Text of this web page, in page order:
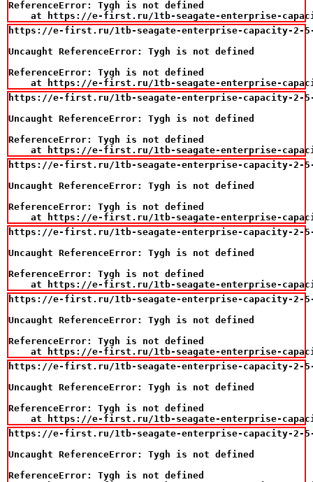
ReferenceError: Tygh is not defined
at https://e-first.ru/1tb-seagate-enterprise-
https://e-first.ru/1tb-seagate-enterprise-capacity-2-5-
Uncaught ReferenceError: Tygh is not defined
ReferenceError: Tygh is not defined
at https://e-first.ru/1tb-seagate-enterprise-
https://e-first.ru/1tb-seagate-enterprise-capacity-2-5-
Uncaught ReferenceError: Tygh is not defined
ReferenceError: Tygh is not defined
at https://e-first.ru/1tb-seagate-enterprise-
https://e-first.ru/1tb-seagate-enterprise-capacity-2-5-
Uncaught ReferenceError: Tygh is not defined
ReferenceError: Tygh is not defined
at https://e-first.ru/1tb-seagate-enterprise-
https://e-first.ru/1tb-seagate-enterprise-capacity-2-5-
Uncaught ReferenceError: Tygh is not defined
ReferenceError: Tygh is not defined
at https://e-first.ru/1tb-seagate-enterprise-
https://e-first.ru/1tb-seagate-enterprise-capacity-2-5-
Uncaught ReferenceError: Tygh is not defined
ReferenceError: Tygh is not defined
at https://e-first.ru/1tb-seagate-enterprise-
https://e-first.ru/1tb-seagate-enterprise-capacity-2-5-
Uncaught ReferenceError: Tygh is not defined
ReferenceError: Tygh is not defined
at https://e-first.ru/1tb-seagate-enterprise-
https://e-first.ru/1tb-seagate-enterprise-capacity-2-5-
Uncaught ReferenceError: Tygh is not defined
ReferenceError: Tygh is not defined